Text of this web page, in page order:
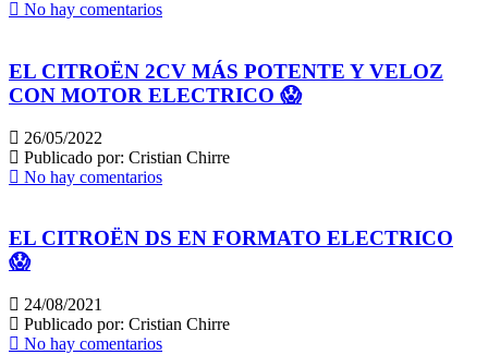
No hay comentarios
EL CITROËN 2CV MÁS POTENTE Y VELOZ
CON MOTOR ELECTRICO 😱
26/05/2022
Publicado por: Cristian Chirre
No hay comentarios
EL CITROËN DS EN FORMATO ELECTRICO
😱
24/08/2021
Publicado por: Cristian Chirre
No hay comentarios